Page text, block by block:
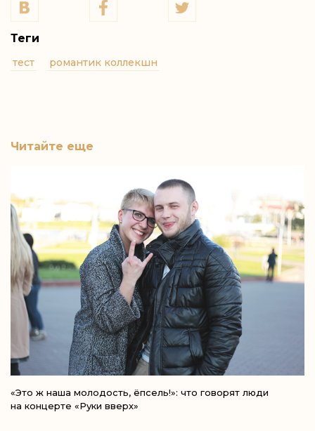
Теги
тест романтик коллекшн
Читайте еще
«Это ж наша молодость, ёпсель!»: что говорят люди
на концерте «Руки вверх»